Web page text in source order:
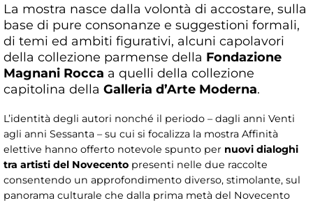
La mostra nasce dalla volontà di accostare, sulla
base di pure consonanze e suggestioni formali,
di temi ed ambiti figurativi, alcuni capolavori
della collezione parmense della Fondazione
Magnani Rocca a quelli della collezione
capitolina della Galleria d’Arte Moderna.
L’identità degli autori nonché il periodo – dagli anni Venti
agli anni Sessanta – su cui si focalizza la mostra Affinità
elettive hanno offerto notevole spunto per nuovi dialoghi
tra artisti del Novecento presenti nelle due raccolte
consentendo un approfondimento diverso, stimolante, sul
panorama culturale che dalla prima metà del Novecento